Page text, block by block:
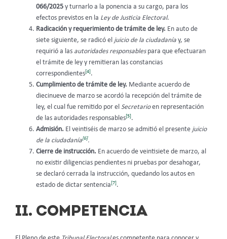
066/2025y turnarlo a la ponencia a su cargo, para los
efectos previstos en la Ley de Justicia Electoral.
Radicación y requerimiento de trámite de ley. En auto de
siete siguiente, se radicó el juicio de la ciudadaníay, se
requirió a las autoridades responsablespara que efectuaran
el trámite de ley y remitieran las constancias
correspondientes[4].
Cumplimiento de trámite de ley. Mediante acuerdo de
diecinueve de marzo se acordó la recepción del trámite de
ley, el cual fue remitido por el Secretarioen representación
de las autoridades responsables[5].
Admisión. El veintiséis de marzo se admitió el presente juicio
de la ciudadanía[6].
Cierre de instrucción. En acuerdo de veintisiete de marzo, al
no existir diligencias pendientes ni pruebas por desahogar,
se declaró cerrada la instrucción, quedando los autos en
estado de dictar sentencia[7].
II. COMPETENCIA